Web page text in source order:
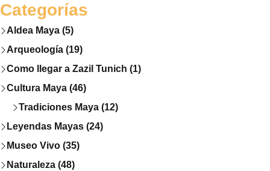
Categorías
Aldea Maya (5)
Arqueología (19)
Como llegar a Zazil Tunich (1)
Cultura Maya (46)
Tradiciones Maya (12)
Leyendas Mayas (24)
Museo Vivo (35)
Naturaleza (48)